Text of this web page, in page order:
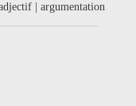
| argumentation